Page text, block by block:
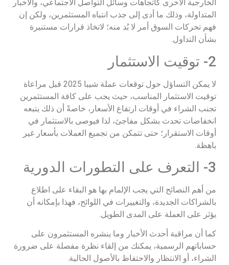
الخارجية الأخرى كاتجاهات وسائل التواصل الاجتماعي، والأخبار
المتداولة، وذلك ما أدى إلى جذب انتباه المستثمرين، ولكن إن
فهم تحركات السوق أمر لا بُد منه؛ لاتخاذ قرارات مستنيرة
بشأن التداول.
2- توقيت الاستثمار
لا يمكن التساؤل حول توقعات عملة شيبا 2025 قبل مراعاة
توقيت الاستثمار المناسب، حيث يجب على كافة المستثمرين
تجنب الشراء في أوقات ارتفاع الأسعار، خاصةً أن ذلك يتبعه
انخفاضات تحدث بشكل مفاجئ، لذا فيوصى بالاستثمار في
أوقات الاستقرار؛ حتى تتمكن من تجميع العملات بأسعار غير
باهظة.
3- التعرف على التطورات الدورية
من أهم النصائح التي يجب الإلمام بها هو البقاء على اطلاع
بالشراكات الجديدة، والتغييرات في اللوائح، فهذا بإمكانه أن
يؤثر على العملة على المدى الطويل.
كما أن مراقبة أحدث الأخبار وما ينشره المستثمرون على
حساباتهم الرسمية، يمكنك من إلقاء نظرة مفصلة على ضرورة
الشراء، أو الانتظار والاحتفاظ بالأصول الحالية.